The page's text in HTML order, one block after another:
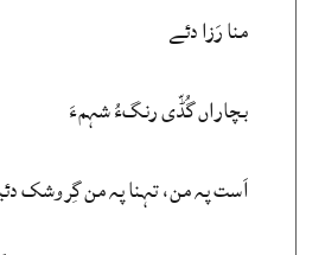
منا رَزا دئے
بچاراں گُڈّی رنگءُ شہمءَ
اَست پہ من، تہنا پہ من گِروشک